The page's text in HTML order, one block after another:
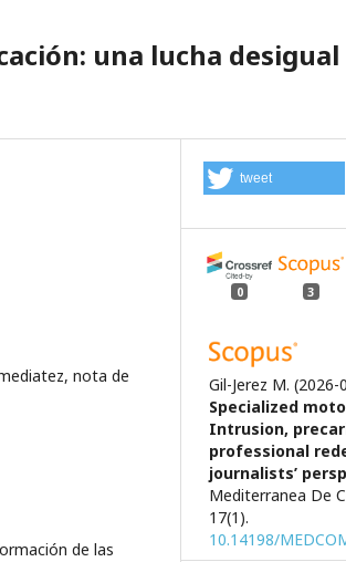
una lucha desigual
nota de
de las
tweet
0 3
Gil-Jerez M. (2026-
Specialized
Intrusion,
professional
journalists’
Mediterranea De
17(1).
10.14198/